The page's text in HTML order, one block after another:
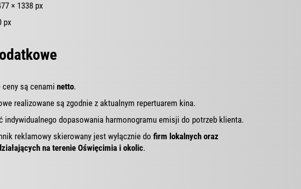
× 1338 px
px
są cenami netto.
realizowane są zgodnie z aktualnym repertuarem kina.
indywidualnego dopasowania harmonogramu emisji do potrzeb klienta.
reklamowy skierowany jest wyłącznie do firm lokalnych oraz
na terenie Oświęcimia i okolic.